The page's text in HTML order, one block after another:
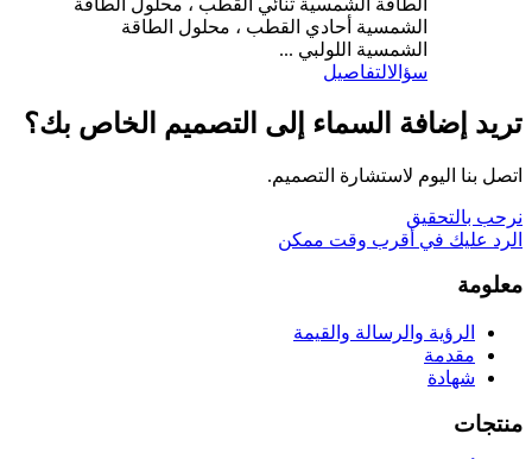
الشمسية أحادي القطب ، محلول الطاقة
الشمسية اللولبي ...
سؤالالتفاصيل
تريد إضافة السماء إلى التصميم الخاص بك؟
اتصل بنا اليوم لاستشارة التصميم.
نرحب بالتحقيق
الرد عليك في أقرب وقت ممكن
معلومة
الرؤية والرسالة والقيمة
مقدمة
شهادة
منتجات